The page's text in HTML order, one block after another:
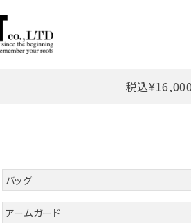
税込
バッグ
アームガード